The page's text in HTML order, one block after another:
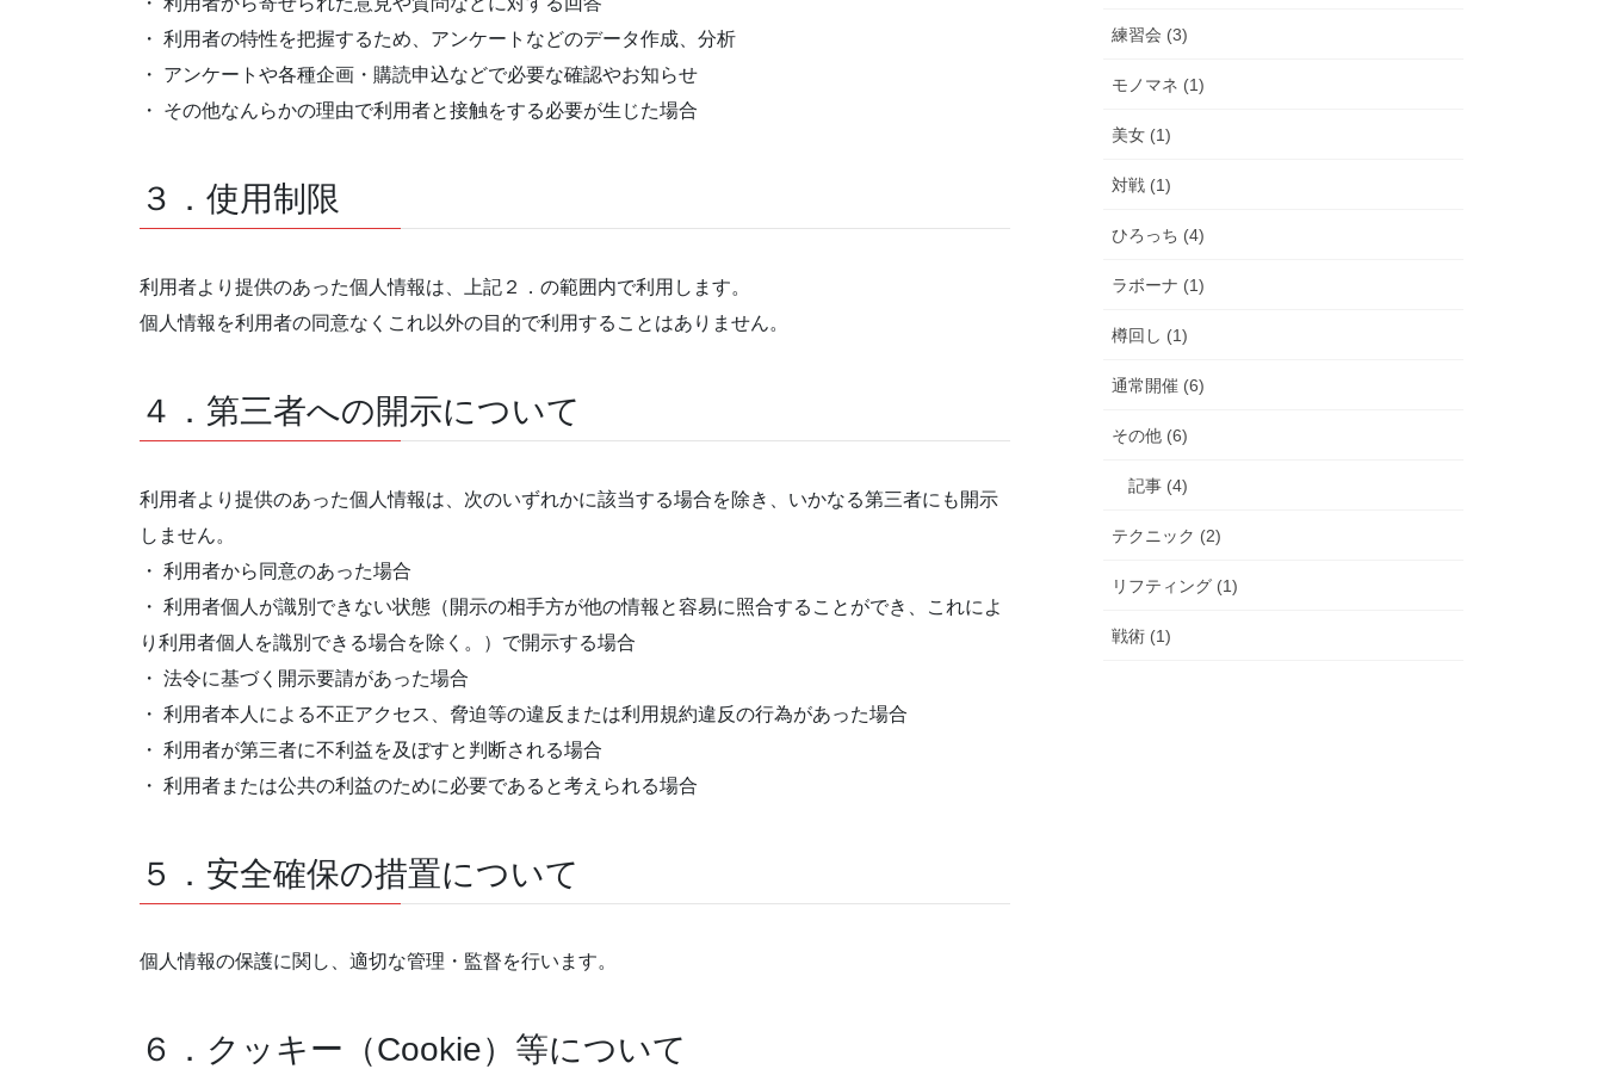
・ 利用者の特性を把握するため、アンケートなどのデータ作成、分析
・ アンケートや各種企画・購読申込などで必要な確認やお知らせ
・ その他なんらかの理由で利用者と接触をする必要が生じた場合
３．使用制限
利用者より提供のあった個人情報は、上記２．の範囲内で利用します。
個人情報を利用者の同意なくこれ以外の目的で利用することはありません。
４．第三者への開示について
利用者より提供のあった個人情報は、次のいずれかに該当する場合を除き、いかなる第三者にも開示
しません。
・ 利用者から同意のあった場合
・ 利用者個人が識別できない状態（開示の相手方が他の情報と容易に照合することができ、これによ
り利用者個人を識別できる場合を除く。）で開示する場合
・ 法令に基づく開示要請があった場合
・ 利用者本人による不正アクセス、脅迫等の違反または利用規約違反の行為があった場合
・ 利用者が第三者に不利益を及ぼすと判断される場合
・ 利用者または公共の利益のために必要であると考えられる場合
５．安全確保の措置について
個人情報の保護に関し、適切な管理・監督を行います。
６．クッキー（Cookie）等について
練習会 (3)
モノマネ (1)
美女 (1)
対戦 (1)
ひろっち (4)
ラボーナ (1)
樽回し (1)
通常開催 (6)
その他 (6)
記事 (4)
テクニック (2)
リフティング (1)
戦術 (1)